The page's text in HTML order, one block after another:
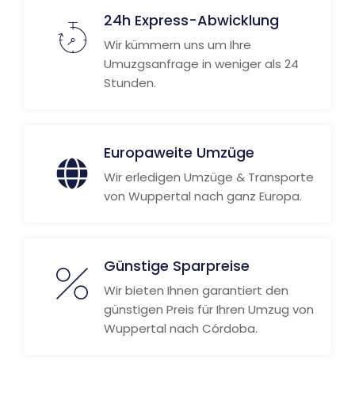
24h Express-Abwicklung
Wir kümmern uns um Ihre
Umuzgsanfrage in weniger als 24
Stunden.
Europaweite Umzüge
Wir erledigen Umzüge & Transporte
von Wuppertal nach ganz Europa.
Günstige Sparpreise
Wir bieten Ihnen garantiert den
günstigen Preis für Ihren Umzug von
Wuppertal nach Córdoba.